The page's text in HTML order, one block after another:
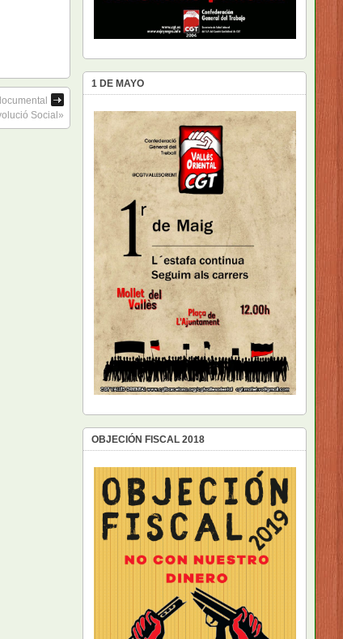
Social»
1 DE MAYO
OBJECIÓN FISCAL 2018